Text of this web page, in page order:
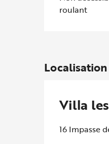
roulant
Localisation
Villa
16 Impasse